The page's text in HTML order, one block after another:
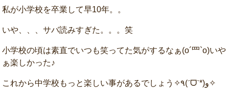
私が小学校を卒業して早10年。。
いや、、、サバ読みすぎた。。。笑
小学校の頃は素直でいつも笑ってた気がするなぁ(o´罒`o)いや
ぁ楽しかった♪
これから中学校もっと楽しい事があるでしょう✧٩(ˊᗜˋ*)و✧